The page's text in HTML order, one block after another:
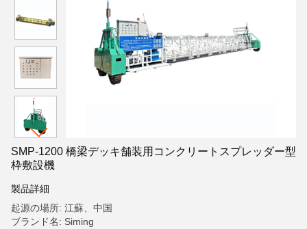
SMP-1200 橋梁デッキ舗装用コンクリートスプレッダー型
枠敷設機
製品詳細
起源の場所: 江蘇、中国
ブランド名: Siming